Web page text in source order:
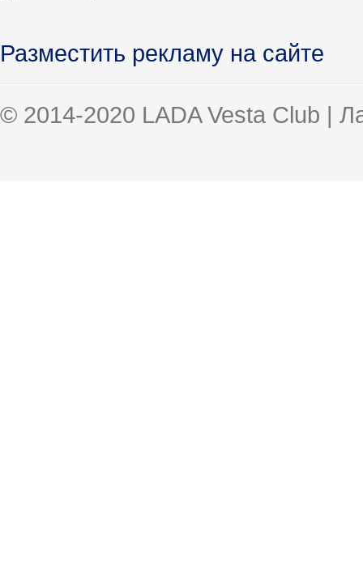
Разместить рекламу на сайте
© 2014-2020 LADA Vesta Club |